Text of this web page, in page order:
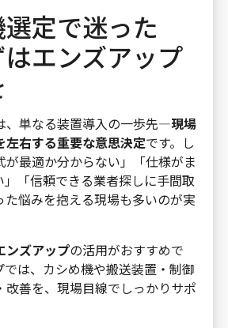
定で迷った
エンズアップ
、単なる装置導入の一歩先—現場
左右する重要な意思決定です。し
が最適か分からない」「仕様がま
」「信頼できる業者探しに手間取
た悩みを抱える現場も多いのが実
ンズアップの活用がおすすめで
では、カシめ機や搬送装置・制御
改善を、現場目線でしっかりサポ